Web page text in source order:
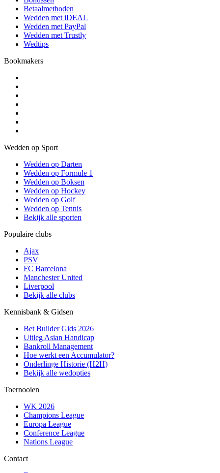
Betaalmethoden
Wedden met iDEAL
Wedden met PayPal
Wedden met Trustly
Wedtips
Bookmakers
Wedden op Sport
Wedden op Darten
Wedden op Formule 1
Wedden op Boksen
Wedden op Hockey
Wedden op Golf
Wedden op Tennis
Bekijk alle sporten
Populaire clubs
Ajax
PSV
FC Barcelona
Manchester United
Liverpool
Bekijk alle clubs
Kennisbank & Gidsen
Bet Builder Gids 2026
Uitleg Asian Handicap
Bankroll Management
Hoe werkt een Accumulator?
Onderlinge Historie (H2H)
Bekijk alle wedopties
Toernooien
WK 2026
Champions League
Europa League
Conference League
Nations League
Contact